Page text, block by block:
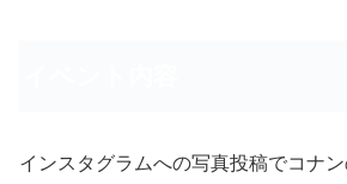
インスタグラムへの写真投稿でコナ